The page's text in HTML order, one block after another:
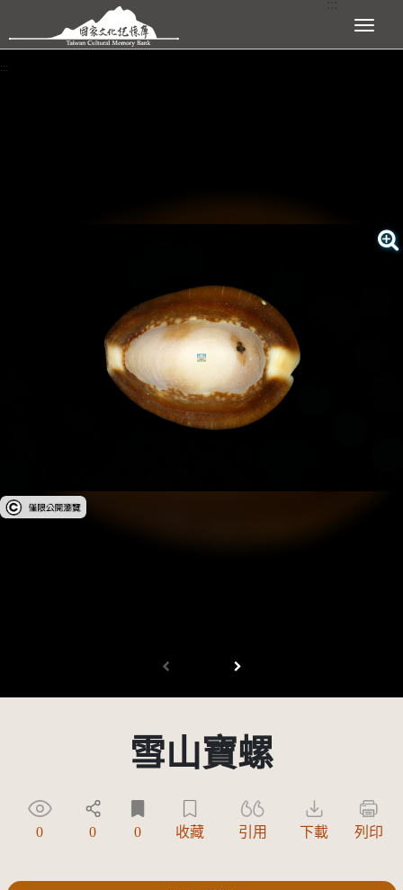
跳到主要內容區塊 展開選單
:::
受著作權法保護-僅限於本平台有限度公開瀏覽
雪山寶螺
0 0 0 收藏 引用 下載 列印